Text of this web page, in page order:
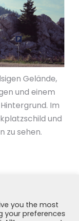
Gelände,
und einem
Im
und
zu sehen.
you the most
your preferences